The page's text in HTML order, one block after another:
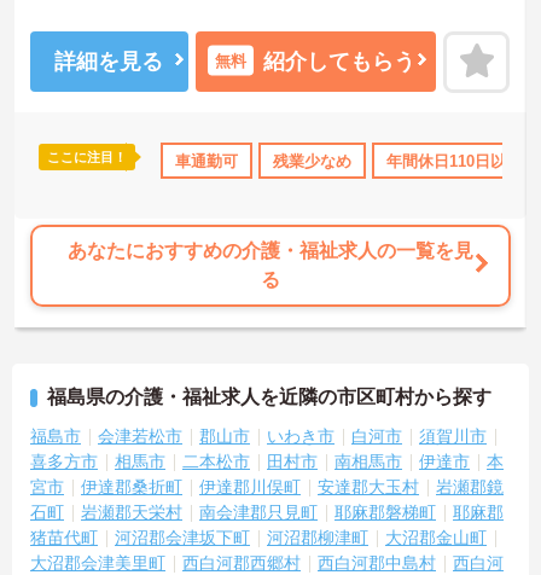
取得サポート 研修制度あり 産休･育休･介護休暇取得実績あり
護師が24時間常駐しています。急変時の対応や医療行為は看護師が
担当するため、初任者研修や実務者研修の方も食事介助や入浴介助
などの生活を支えるケアに専念できる環境です。多職種で情報を共
なるほか、月平均の残業時間も5時間から7時間程度とかなり少なめ
です。常勤スタッフの比率が90パーセントを超えているため急な勤
に合わせた個別のOJT研修が実施されます。eラーニングも導入され
ており、多職種と連携しながら専門性を着実に深めていける環境が
★おすすめPOINT★
実施し、ｅラーニングを用いた学習の機会も提供されます
・施設内には看護師が24時間常駐しており、急変時の対応や専門的
な医療処置は看護師が担当するため負担が減ります
・介護スタッフと看護スタッフの比率が1対1で相談しやすく、初任
者研修や実務者研修からでも着実に専門性を高められます
＜残業月7時間以下で身体の負担を軽減！＞
・常勤で働くスタッフの比率が90パーセント以上と高く、急なシフ
ト変更や無理な長時間勤務が発生しにくい人員体制です
詳細を見る 無料 紹介してもらう
ここに注目！ 車通勤可 残業少なめ 年間休日110日以上
あなたにおすすめの介護・福祉求人の一覧を見
る
福島県の介護・福祉求人を近隣の市区町村から探す
福島市 会津若松市 郡山市 いわき市 白河市
須賀川市
喜多方市
相馬市 二本松市 田村市 南相馬市 伊達市
本
宮市
伊達郡桑折町 伊達郡川俣町 安達郡大玉村
岩瀬郡鏡
石町
岩瀬郡天栄村 南会津郡只見町 耶麻郡磐梯町
耶麻郡
猪苗代町
河沼郡会津坂下町 河沼郡柳津町
大沼郡金山町
大沼郡会津美里町
西白河郡西郷村 西白河郡中島村
西白河